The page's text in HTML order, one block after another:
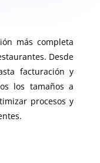
más completa
Desde
facturación y
los tamaños a
procesos y